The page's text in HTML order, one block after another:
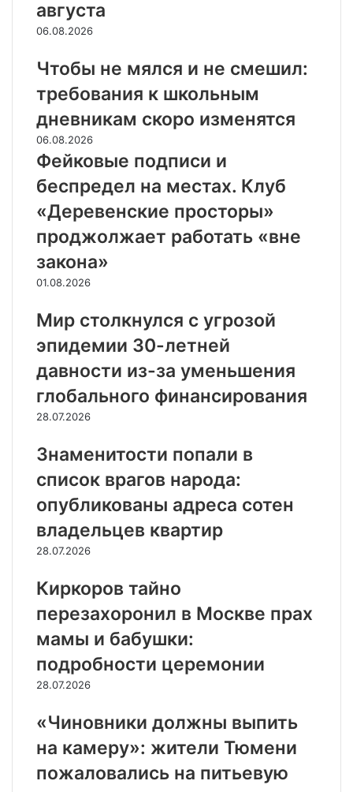
августа
06.08.2026
Чтобы не мялся и не смешил:
требования к школьным
дневникам скоро изменятся
06.08.2026
Фейковые подписи и
беспредел на местах. Клуб
«Деревенские просторы»
проджолжает работать «вне
закона»
01.08.2026
Мир столкнулся с угрозой
эпидемии 30-летней
давности из-за уменьшения
глобального финансирования
28.07.2026
Знаменитости попали в
список врагов народа:
опубликованы адреса сотен
владельцев квартир
28.07.2026
Киркоров тайно
перезахоронил в Москве прах
мамы и бабушки:
подробности церемонии
28.07.2026
«Чиновники должны выпить
на камеру»: жители Тюмени
пожаловались на питьевую